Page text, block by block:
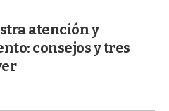
atención y
consejos y tres